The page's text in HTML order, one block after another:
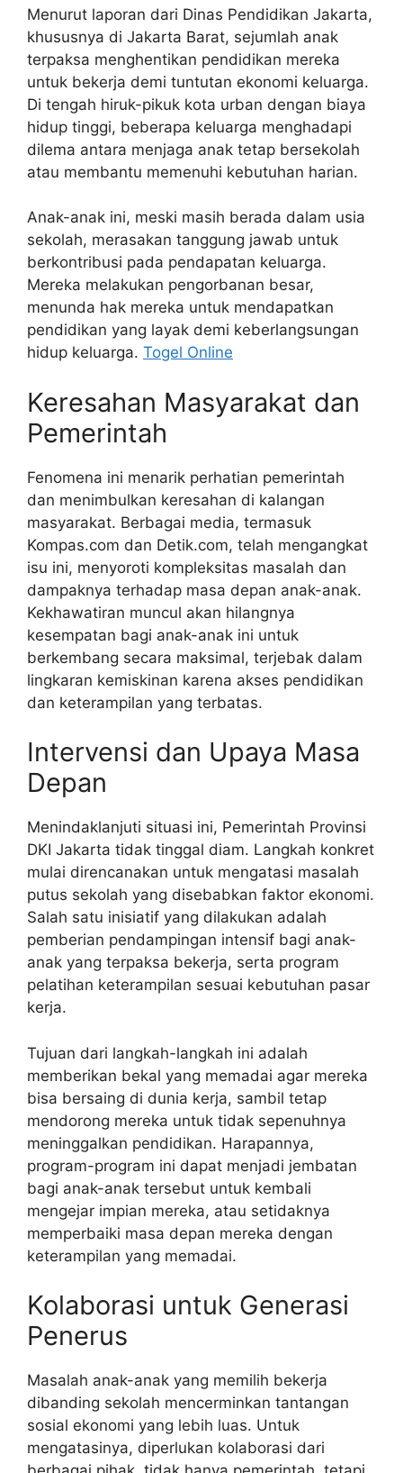
Menurut laporan dari Dinas Pendidikan Jakarta,
khususnya di Jakarta Barat, sejumlah anak
terpaksa menghentikan pendidikan mereka
untuk bekerja demi tuntutan ekonomi keluarga.
Di tengah hiruk-pikuk kota urban dengan biaya
hidup tinggi, beberapa keluarga menghadapi
dilema antara menjaga anak tetap bersekolah
atau membantu memenuhi kebutuhan harian.
Anak-anak ini, meski masih berada dalam usia
sekolah, merasakan tanggung jawab untuk
berkontribusi pada pendapatan keluarga.
Mereka melakukan pengorbanan besar,
menunda hak mereka untuk mendapatkan
pendidikan yang layak demi keberlangsungan
hidup keluarga. Togel Online
Keresahan Masyarakat dan
Pemerintah
Fenomena ini menarik perhatian pemerintah
dan menimbulkan keresahan di kalangan
masyarakat. Berbagai media, termasuk
Kompas.com dan Detik.com, telah mengangkat
isu ini, menyoroti kompleksitas masalah dan
dampaknya terhadap masa depan anak-anak.
Kekhawatiran muncul akan hilangnya
kesempatan bagi anak-anak ini untuk
berkembang secara maksimal, terjebak dalam
lingkaran kemiskinan karena akses pendidikan
dan keterampilan yang terbatas.
Intervensi dan Upaya Masa
Depan
Menindaklanjuti situasi ini, Pemerintah Provinsi
DKI Jakarta tidak tinggal diam. Langkah konkret
mulai direncanakan untuk mengatasi masalah
putus sekolah yang disebabkan faktor ekonomi.
Salah satu inisiatif yang dilakukan adalah
pemberian pendampingan intensif bagi anak-
anak yang terpaksa bekerja, serta program
pelatihan keterampilan sesuai kebutuhan pasar
kerja.
Tujuan dari langkah-langkah ini adalah
memberikan bekal yang memadai agar mereka
bisa bersaing di dunia kerja, sambil tetap
mendorong mereka untuk tidak sepenuhnya
meninggalkan pendidikan. Harapannya,
program-program ini dapat menjadi jembatan
bagi anak-anak tersebut untuk kembali
mengejar impian mereka, atau setidaknya
memperbaiki masa depan mereka dengan
keterampilan yang memadai.
Kolaborasi untuk Generasi
Penerus
Masalah anak-anak yang memilih bekerja
dibanding sekolah mencerminkan tantangan
sosial ekonomi yang lebih luas. Untuk
mengatasinya, diperlukan kolaborasi dari